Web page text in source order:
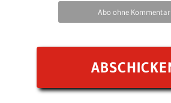
Abo ohne Kommentar